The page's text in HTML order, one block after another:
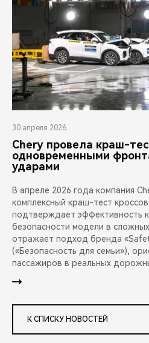
30 апреля 2026
Chery провела краш-
одновременными
ударами
В апреле 2026 года компания
комплексный краш-тест
подтверждает эффективность
безопасности модели в
отражает подход бренда
(«Безопасность для семьи»),
пассажиров в реальных
К СПИСКУ НОВОСТЕЙ